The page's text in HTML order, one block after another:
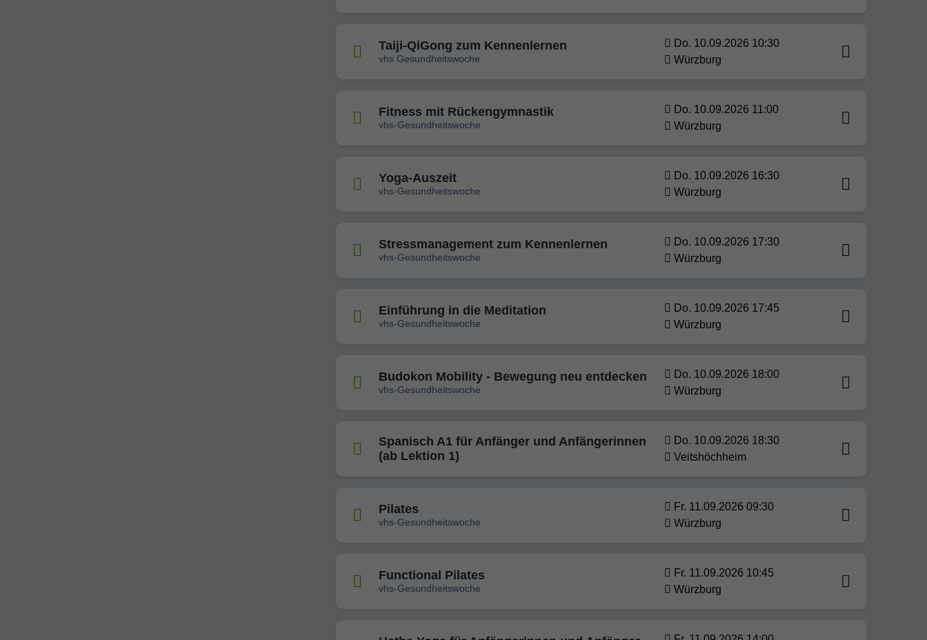
Taiji-QiGong zum Kennenlernen
vhs Gesundheitswoche
Do. 10.09.2026 10:30
Würzburg
Fitness mit Rückengymnastik
vhs-Gesundheitswoche
Do. 10.09.2026 11:00
Würzburg
Yoga-Auszeit
vhs-Gesundheitswoche
Do. 10.09.2026 16:30
Würzburg
Stressmanagement zum Kennenlernen
vhs-Gesundheitswoche
Do. 10.09.2026 17:30
Würzburg
Einführung in die Meditation
vhs-Gesundheitswoche
Do. 10.09.2026 17:45
Würzburg
Budokon Mobility - Bewegung neu entdecken
vhs-Gesundheitswoche
Do. 10.09.2026 18:00
Würzburg
Spanisch A1 für Anfänger und Anfängerinnen
(ab Lektion 1)
Do. 10.09.2026 18:30
Veitshöchheim
Pilates
vhs-Gesundheitswoche
Fr. 11.09.2026 09:30
Würzburg
Functional Pilates
vhs-Gesundheitswoche
Fr. 11.09.2026 10:45
Würzburg